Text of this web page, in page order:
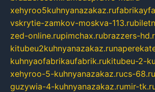
xehyroo5kuhnyanazakaz.ru
vskrytie-zamkov-moskva-113.ru
zed-online.rupimchax.rubrazzers-
kitubeu2kuhnyanazakaz.ru
kuhnyaofabrikaufabrik.rukitubeu-2-
xehyroo-5-kuhnyanazakaz.rucs-68.ru
guzywia-4-kuhnyanazakaz.rumir-